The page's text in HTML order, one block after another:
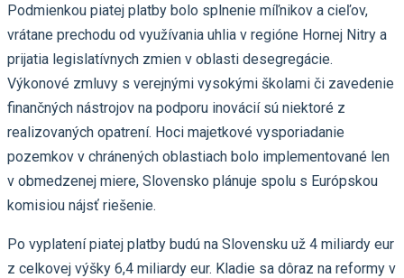
Podmienkou piatej platby bolo splnenie míľnikov a cieľov,
vrátane prechodu od využívania uhlia v regióne Hornej Nitry a
prijatia legislatívnych zmien v oblasti desegregácie.
Výkonové zmluvy s verejnými vysokými školami či zavedenie
finančných nástrojov na podporu inovácií sú niektoré z
realizovaných opatrení. Hoci majetkové vysporiadanie
pozemkov v chránených oblastiach bolo implementované len
v obmedzenej miere, Slovensko plánuje spolu s Európskou
komisiou nájsť riešenie.
Po vyplatení piatej platby budú na Slovensku už 4 miliardy eur
z celkovej výšky 6,4 miliardy eur. Kladie sa dôraz na reformy v